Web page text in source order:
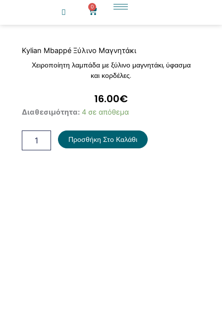
0
Cart
Kylian Mbappé Ξύλινο Μαγνητάκι
Χειροποίητη λαμπάδα με ξύλινο μαγνητάκι, ύφασμα
και κορδέλες.
16.00€
Διαθεσιμότητα: 4 σε απόθεμα
Kylian
Ξύλινο
Μαγνητάκι
ποσότητα
Προσθήκη Στο Καλάθι